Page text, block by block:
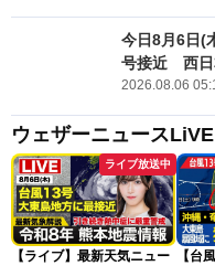
今日8月6日(
号接近 西日
2026.08.06
ウェザーニュースLiVE
ライブ放送中
【ライブ】最新天気ニュー
【台